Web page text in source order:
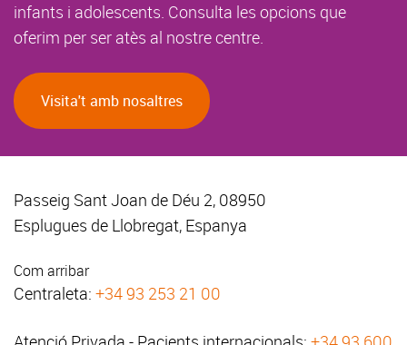
infants i adolescents. Consulta les opcions que
oferim per ser atès al nostre centre.
Visita't amb nosaltres
Passeig Sant Joan de Déu 2, 08950
Esplugues de Llobregat, Espanya
Com arribar
Centraleta: +34 93 253 21 00